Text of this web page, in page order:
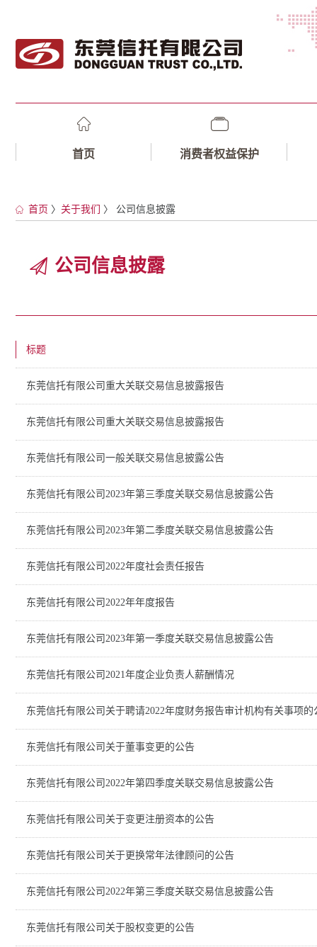
首页 消费者权益保护
首页 〉 关于我们 〉 公司信息披露
公司信息披露
标题
东莞信托有限公司重大关联交易信息披露报告
东莞信托有限公司重大关联交易信息披露报告
东莞信托有限公司一般关联交易信息披露公告
东莞信托有限公司2023年第三季度关联交易信息披露公告
东莞信托有限公司2023年第二季度关联交易信息披露公告
东莞信托有限公司2022年度社会责任报告
东莞信托有限公司2022年年度报告
东莞信托有限公司2023年第一季度关联交易信息披露公告
东莞信托有限公司2021年度企业负责人薪酬情况
东莞信托有限公司关于聘请2022年度财务报告审计机构有关事项的
东莞信托有限公司关于董事变更的公告
东莞信托有限公司2022年第四季度关联交易信息披露公告
东莞信托有限公司关于变更注册资本的公告
东莞信托有限公司关于更换常年法律顾问的公告
东莞信托有限公司2022年第三季度关联交易信息披露公告
东莞信托有限公司关于股权变更的公告